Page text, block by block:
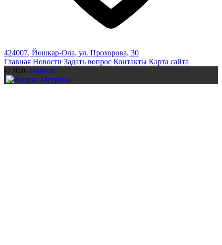
424007, Йошкар-Ола, ул. Прохорова, 30
Главная Новости Задать вопрос Контакты Карта сайта
© 2026 olalib.ru